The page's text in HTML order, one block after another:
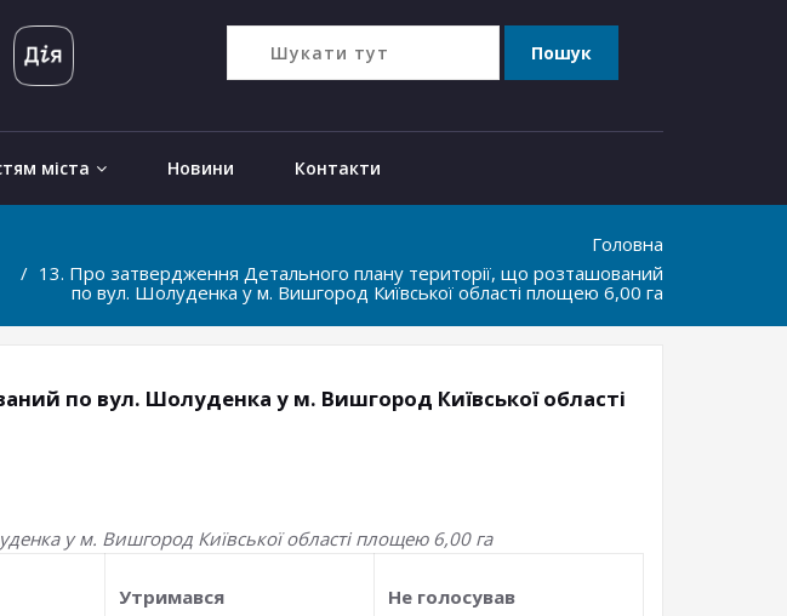
міста Новини Контакти
Головна
13. Про затвердження Детального плану території, що розташований
по вул. Шолуденка у м. Вишгород Київської області площею 6,00 га
по вул. Шолуденка у м. Вишгород Київської області
у м. Вишгород Київської області площею 6,00 га
Утримався Не голосував